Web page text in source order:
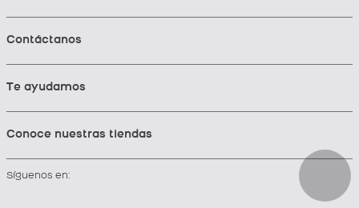
Contáctanos
Te ayudamos
Conoce nuestras tiendas
Síguenos en: